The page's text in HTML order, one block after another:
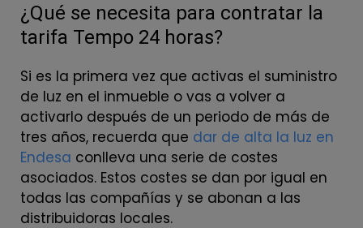
¿Qué se necesita para contratar la
tarifa Tempo 24 horas?
Si es la primera vez que activas el suministro
de luz en el inmueble o vas a volver a
activarlo después de un periodo de más de
tres años, recuerda que dar de alta la luz en
Endesa conlleva una serie de costes
asociados. Estos costes se dan por igual en
todas las compañías y se abonan a las
distribuidoras locales.